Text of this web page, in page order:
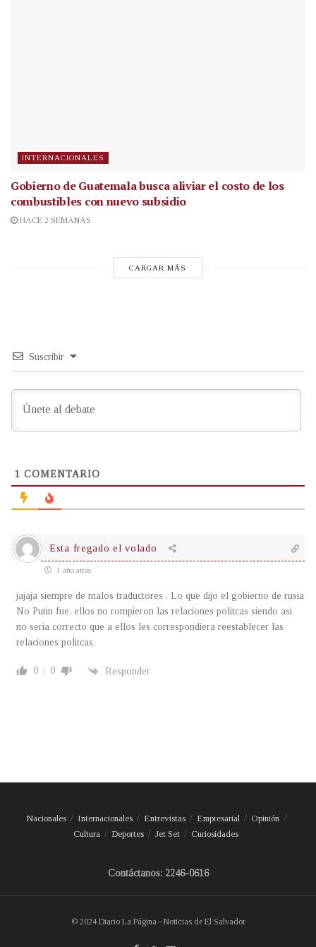
INTERNACIONALES
Gobierno de Guatemala busca aliviar el costo de los
combustibles con nuevo subsidio
HACE 2 SEMANAS
CARGAR MÁS
Suscribir
1 COMENTARIO
Esta fregado el volado
1 año atrás
jajaja siempre de malos traductores . Lo que dijo el gobierno de rusia
No Putin fue, ellos no rompieron las relaciones politcas siendo asi
no seria correcto que a ellos les correspondiera reestablecer las
relaciones politcas.
0 0 Responder
Nacionales Internacionales Entrevistas Empresarial
Opinión
Cultura
Deportes Jet Set Curiosidades
Contáctanos: 2246-0616
© 2024 Diario La Página - Noticias de El Salvador